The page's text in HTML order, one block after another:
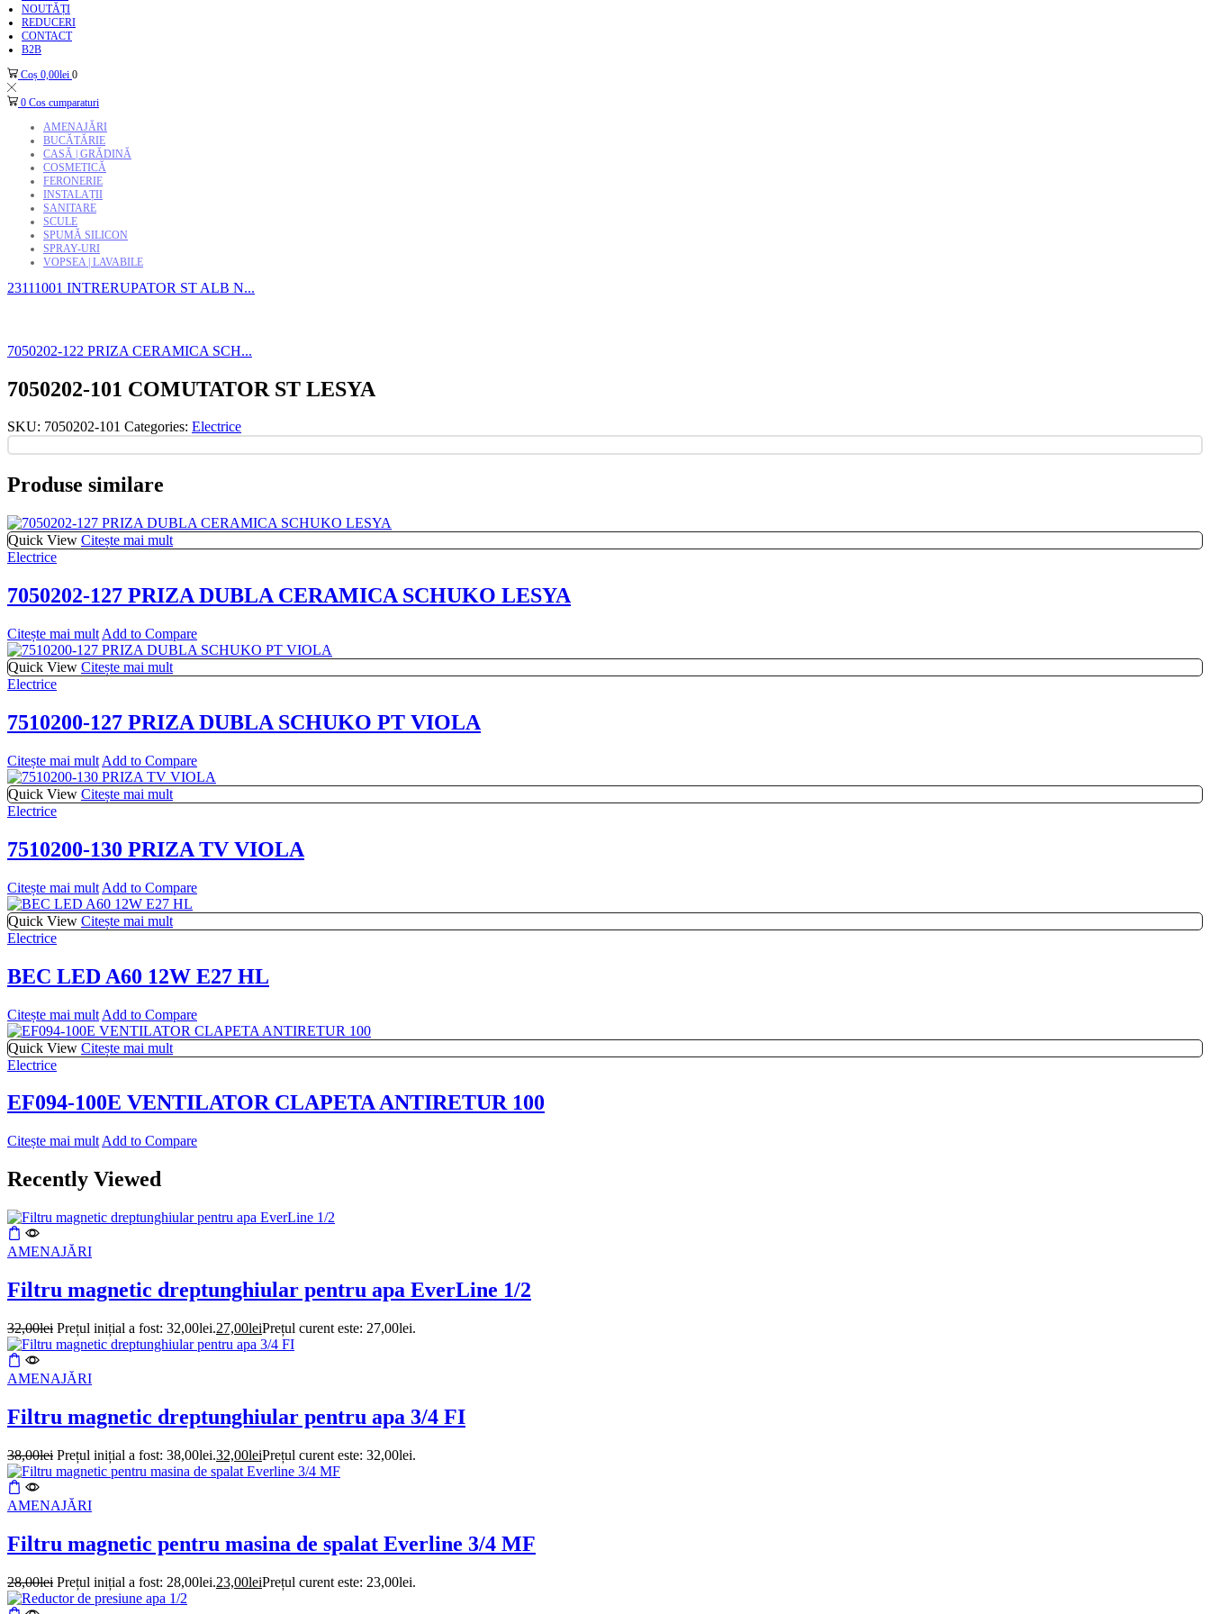
NOUTĂȚI
REDUCERI
CONTACT
B2B
Coș 0,00lei 0
0 Cos cumparaturi
AMENAJĂRI
BUCĂTĂRIE
CASĂ | GRĂDINĂ
COSMETICĂ
FERONERIE
INSTALAȚII
SANITARE
SCULE
SPUMĂ SILICON
SPRAY-URI
VOPSEA | LAVABILE
23111001 INTRERUPATOR ST ALB N...
7050202-122 PRIZA CERAMICA SCH...
7050202-101 COMUTATOR ST LESYA
SKU: 7050202-101 Categories: Electrice
Produse similare
Quick View Citește mai mult
Electrice
7050202-127 PRIZA DUBLA CERAMICA SCHUKO LESYA
Citește mai mult Add to Compare
Quick View Citește mai mult
Electrice
7510200-127 PRIZA DUBLA SCHUKO PT VIOLA
Citește mai mult Add to Compare
Quick View Citește mai mult
Electrice
7510200-130 PRIZA TV VIOLA
Citește mai mult Add to Compare
Quick View Citește mai mult
Electrice
BEC LED A60 12W E27 HL
Citește mai mult Add to Compare
Quick View Citește mai mult
Electrice
EF094-100E VENTILATOR CLAPETA ANTIRETUR 100
Citește mai mult Add to Compare
Recently Viewed
AMENAJĂRI
Filtru magnetic dreptunghiular pentru apa EverLine 1/2
32,00lei Prețul inițial a fost: 32,00lei.27,00leiPrețul curent este: 27,00lei.
AMENAJĂRI
Filtru magnetic dreptunghiular pentru apa 3/4 FI
38,00lei Prețul inițial a fost: 38,00lei.32,00leiPrețul curent este: 32,00lei.
AMENAJĂRI
Filtru magnetic pentru masina de spalat Everline 3/4 MF
28,00lei Prețul inițial a fost: 28,00lei.23,00leiPrețul curent este: 23,00lei.